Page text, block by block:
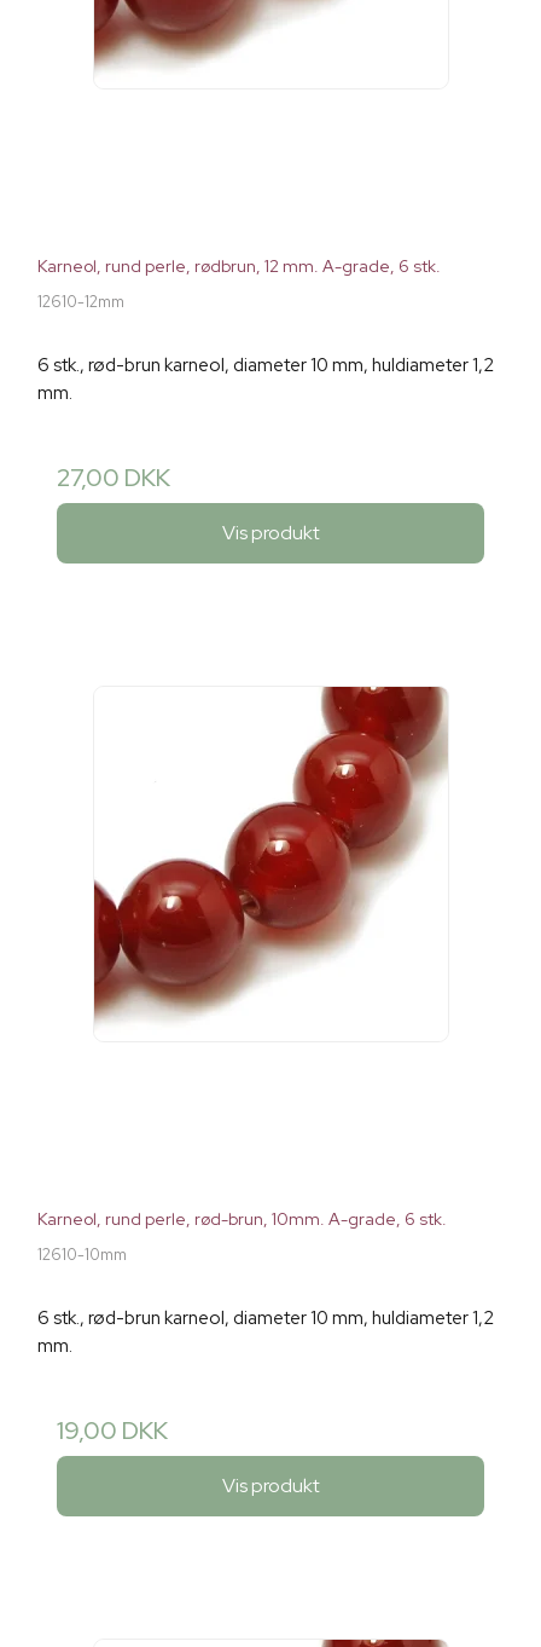
Karneol, rund perle, rødbrun, 12 mm. A-grade, 6 stk.
12610-12mm
6 stk., rød-brun karneol, diameter 10 mm, huldiameter 1,2
mm.
27,00 DKK
Vis produkt
Karneol, rund perle, rød-brun, 10mm. A-grade, 6 stk.
12610-10mm
6 stk., rød-brun karneol, diameter 10 mm, huldiameter 1,2
mm.
19,00 DKK
Vis produkt